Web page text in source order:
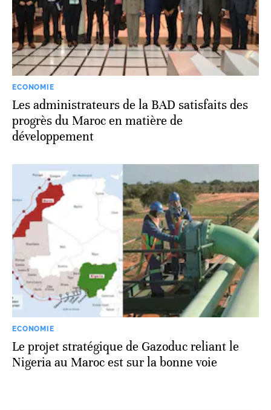
ECONOMIE
Les administrateurs de la BAD satisfaits des
progrès du Maroc en matière de
développement
ECONOMIE
Le projet stratégique de Gazoduc reliant le
Nigeria au Maroc est sur la bonne voie